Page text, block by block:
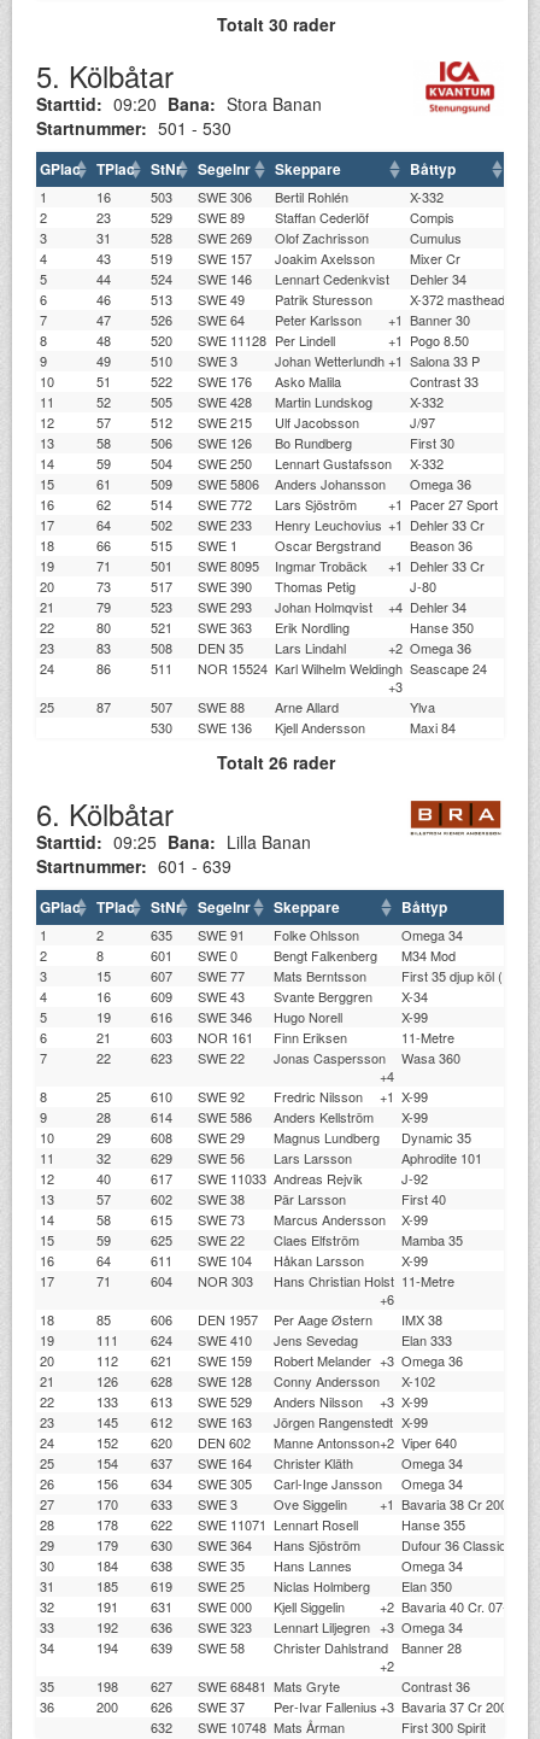
Totalt 30 rader
5. Kölbåtar
Starttid: 09:20 Bana: Stora Banan
Startnummer: 501 - 530
GPlac TPlac StNr Segelnr Skeppare Båttyp
1 16 503 SWE 306 Bertil Rohlén X-332
2
23 529 SWE 89 Staffan Cederlöf Compis
3
31 528 SWE 269 Olof Zachrisson Cumulus
4
43 519 SWE 157 Joakim Axelsson Mixer Cr
5
44 524 SWE 146 Lennart Cedenkvist Dehler 34
6
46 513 SWE 49 Patrik Sturesson X-372 masthead
7
47 526 SWE 64 Peter Karlsson +1 Banner 30
8
48 520 SWE 11128 Per Lindell +1 Pogo 8.50
9
49 510 SWE 3 Johan Wetterlundh+1 Salona 33 P
10
51 522 SWE 176 Asko Malila Contrast 33
11
52 505 SWE 428 Martin Lundskog X-332
12
57 512 SWE 215 Ulf Jacobsson J/97
13
58 506 SWE 126 Bo Rundberg First 30
14
59 504 SWE 250 Lennart Gustafsson X-332
15
61 509 SWE 5806 Anders Johansson Omega 36
16
62 514 SWE 772 Lars Sjöström +1 Pacer 27 Sport
17
64 502 SWE 233 Henry Leuchovius +1 Dehler 33 Cr
18
66 515 SWE 1 Oscar Bergstrand Beason 36
19
71 501 SWE 8095 Ingmar Trobäck +1 Dehler 33 Cr
20
73 517 SWE 390 Thomas Petig J-80
21
79 523 SWE 293 Johan Holmqvist +4 Dehler 34
22
80 521 SWE 363 Erik Nordling Hanse 350
23
83 508 DEN 35 Lars Lindahl +2 Omega 36
24
86 511 NOR 15524 Karl Wilhelm Weldingh
+3
Seascape 24
25
87 507 SWE 88 Arne Allard Ylva
530
SWE 136 Kjell Andersson Maxi 84
Totalt 26 rader
6. Kölbåtar
Starttid: 09:25 Bana: Lilla Banan
Startnummer: 601 - 639
GPlac TPlac StNr Segelnr Skeppare Båttyp
1 2 635 SWE 91 Folke Ohlsson
Omega 34
2
8 601 SWE 0 Bengt Falkenberg
M34 Mod
3
15 607 SWE 77 Mats Berntsson
First 35 djup köl (Farr
4
16 609 SWE 43 Svante Berggren
X-34
5
19 616 SWE 346 Hugo Norell
X-99
6
21 603 NOR 161 Finn Eriksen
11-Metre
7
22 623 SWE 22
Jonas Caspersson
+4
Wasa 360
8
25 610 SWE 92 Fredric Nilsson +1 X-99
9
28 614 SWE 586 Anders Kellström
X-99
10
29 608 SWE 29 Magnus Lundberg
Dynamic 35
11
32 629 SWE 56 Lars Larsson
Aphrodite 101
12
40 617 SWE 11033 Andreas Rejvik
J-92
13
57 602 SWE 38 Pär Larsson
First 40
14
58 615 SWE 73 Marcus Andersson
X-99
15
59 625 SWE 22 Claes Elfström
Mamba 35
16
64 611 SWE 104 Håkan Larsson
X-99
17
71 604 NOR 303
Hans Christian Holst
+6
11-Metre
18
85 606 DEN 1957 Per Aage Østern
IMX 38
19
111 624 SWE 410 Jens Sevedag
Elan 333
20
112 621 SWE 159 Robert Melander +3 Omega 36
21
126 628 SWE 128 Conny Andersson
X-102
22
133 613 SWE 529 Anders Nilsson +3 X-99
23
145 612 SWE 163 Jörgen Rangenstedt X-99
24
152 620 DEN 602 Manne Antonsson+2 Viper 640
25
154 637 SWE 164 Christer Kläth
Omega 34
26
156 634 SWE 305 Carl-Inge Jansson
Omega 34
27
170 633 SWE 3 Ove Siggelin +1 Bavaria 38 Cr 2007-
28
178 622 SWE 11071 Lennart Rosell
Hanse 355
29
179 630 SWE 364 Hans Sjöström
Dufour 36 Classic
30
184 638 SWE 35 Hans Lannes
Omega 34
31
185 619 SWE 25 Niclas Holmberg
Elan 350
32
191 631 SWE 000 Kjell Siggelin +2 Bavaria 40 Cr. 07-09
33
192 636 SWE 323 Lennart Liljegren +3 Omega 34
34
194 639 SWE 58
Christer Dahlstrand
+2
Banner 28
35
198 627 SWE 68481 Mats Gryte
Contrast 36
36
200 626 SWE 37 Per-Ivar Fallenius+3 Bavaria 37 Cr 2005-
632
SWE 10748 Mats Årman First 300 Spirit